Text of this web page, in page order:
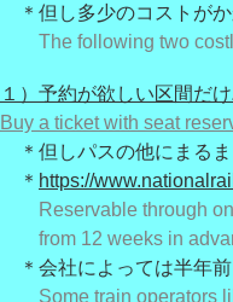
＊但し多少のコストが
The following two
１）予約が欲しい区間だ
Buy a ticket with seat
＊但しパスの他にまるま
＊ https://
Reservable through
from 12 weeks in
＊会社によっては半年
Some train operators